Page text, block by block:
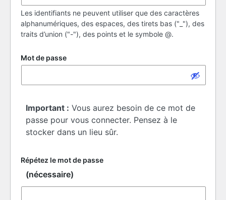
Les identifiants ne peuvent utiliser que des caractères
alphanumériques, des espaces, des tirets bas ("_"), des
traits d’union ("-"), des points et le symbole @.
Mot de passe
Important : Vous aurez besoin de ce mot de
passe pour vous connecter. Pensez à le
stocker dans un lieu sûr.
Répétez le mot de passe
(nécessaire)